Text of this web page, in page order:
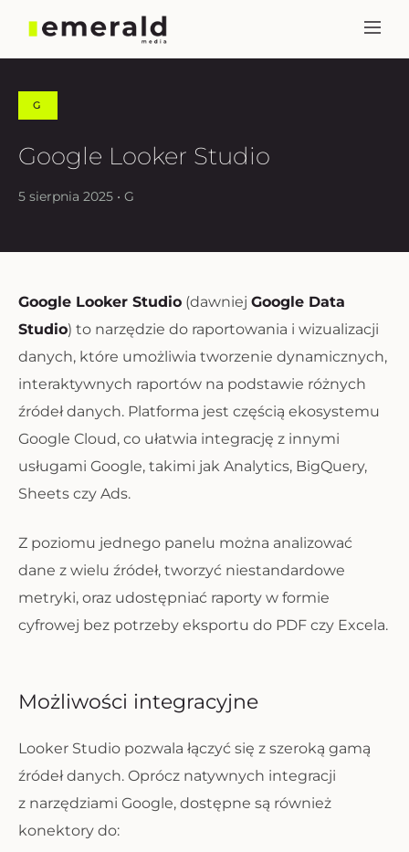
G
Google Looker Studio
5 sierpnia 2025 • G
Google Looker Studio (dawniej Google Data
Studio) to narzędzie do raportowania i wizualizacji
danych, które umożliwia tworzenie dynamicznych,
interaktywnych raportów na podstawie różnych
źródeł danych. Platforma jest częścią ekosystemu
Google Cloud, co ułatwia integrację z innymi
usługami Google, takimi jak Analytics, BigQuery,
Sheets czy Ads.
Z poziomu jednego panelu można analizować
dane z wielu źródeł, tworzyć niestandardowe
metryki, oraz udostępniać raporty w formie
cyfrowej bez potrzeby eksportu do PDF czy Excela.
Możliwości integracyjne
Looker Studio pozwala łączyć się z szeroką gamą
źródeł danych. Oprócz natywnych integracji
z narzędziami Google, dostępne są również
konektory do: